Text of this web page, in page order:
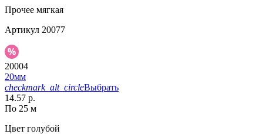
Прочее мягкая
Артикул 20077
20004
20мм
checkmark_alt_circleВыбрать
14.57 р.
По 25 м
Цвет голубой